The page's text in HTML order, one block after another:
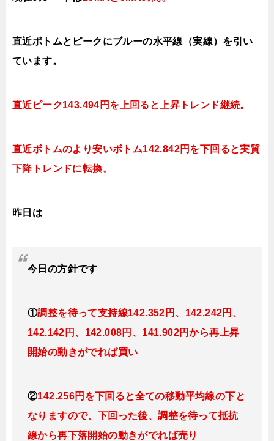
直近ボトムとピークにブルーの水平線（実線）を引い
ています。
直近ピーク143.494円を上回ると上昇トレンド継続。
直近ボトムのより安いボトム142.842円を下回ると実質
下降トレンドに転換。
昨日は
今日 の方針です
①調整を待って支持線142.352円、142.242円、
142.142円、142.008円、141.902円から再上昇
開始の動きがでれば買い
②142.256円を下回ると全ての移動平均線の下と
なりますので、下回った後、調整を待って抵抗
線から再下落開始の動きがでれば売り